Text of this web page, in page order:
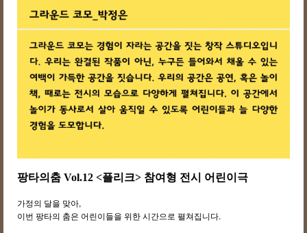
팡타의춤 Vol.12 <플리크> 참여형 전시 어린이극
가정의 달을 맞아,
이번 팡타의 춤은 어린이들을 위한 시간으로 펼쳐집니다.